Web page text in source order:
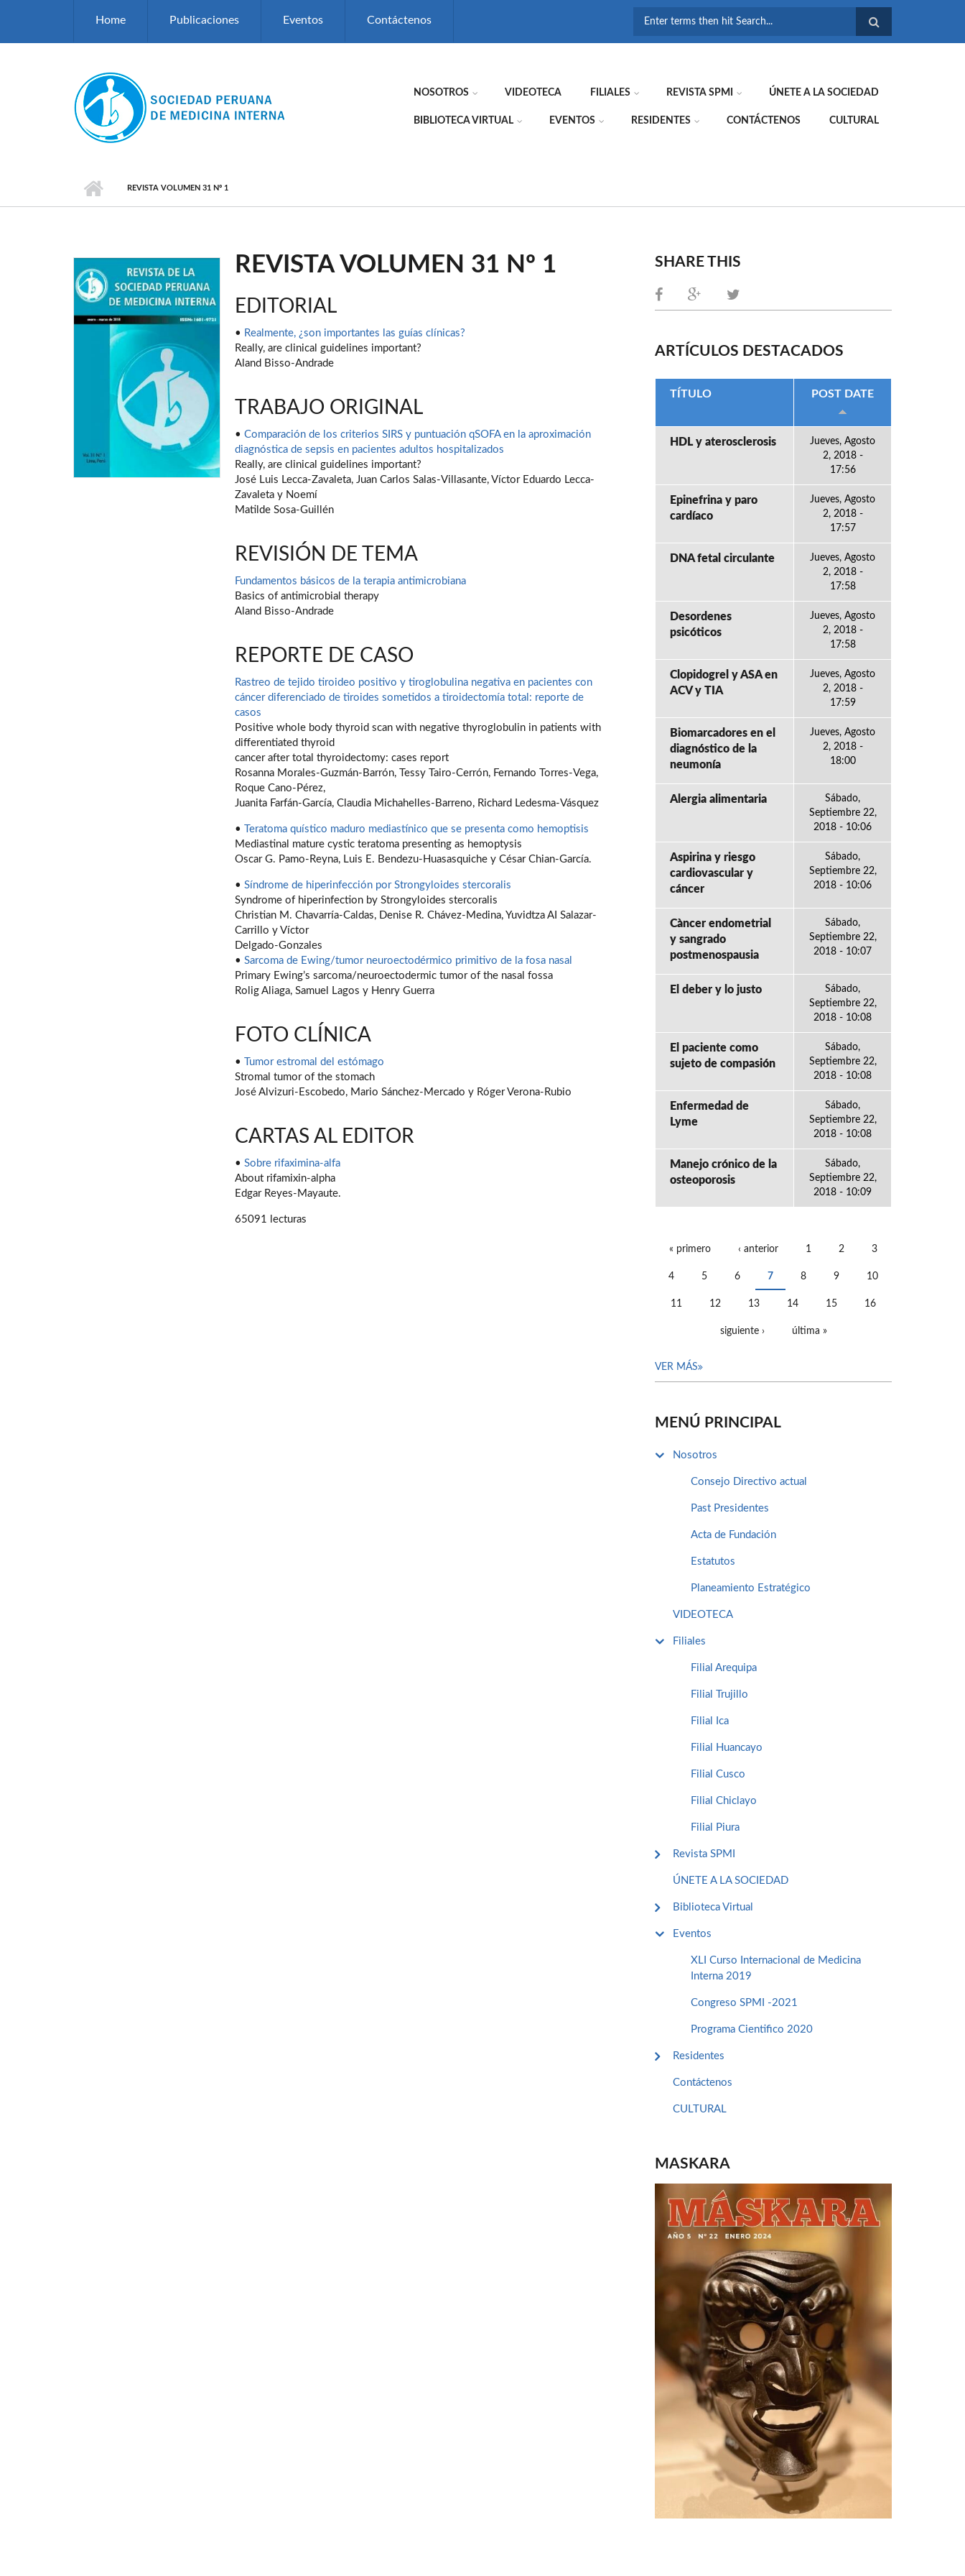
Home Publicaciones Eventos Contáctenos
NOSOTROS VIDEOTECA FILIALES REVISTA SPMI ÚNETE A LA SOCIEDAD
BIBLIOTECA VIRTUAL EVENTOS RESIDENTES CONTÁCTENOS CULTURAL
REVISTA VOLUMEN 31 Nº 1
REVISTA VOLUMEN 31 Nº 1
EDITORIAL
• Realmente, ¿son importantes las guías clínicas?
Really, are clinical guidelines important?
Aland Bisso-Andrade
TRABAJO ORIGINAL
• Comparación de los criterios SIRS y puntuación qSOFA en la aproximación
diagnóstica de sepsis en pacientes adultos hospitalizados
Really, are clinical guidelines important?
José Luis Lecca-Zavaleta, Juan Carlos Salas-Villasante, Víctor Eduardo Lecca-
Zavaleta y Noemí
Matilde Sosa-Guillén
REVISIÓN DE TEMA
Fundamentos básicos de la terapia antimicrobiana
Basics of antimicrobial therapy
Aland Bisso-Andrade
REPORTE DE CASO
Rastreo de tejido tiroideo positivo y tiroglobulina negativa en pacientes con
cáncer diferenciado de tiroides sometidos a tiroidectomía total: reporte de
casos
Positive whole body thyroid scan with negative thyroglobulin in patients with
differentiated thyroid
cancer after total thyroidectomy: cases report
Rosanna Morales-Guzmán-Barrón, Tessy Tairo-Cerrón, Fernando Torres-Vega,
Roque Cano-Pérez,
Juanita Farfán-García, Claudia Michahelles-Barreno, Richard Ledesma-Vásquez
•
Teratoma quístico maduro mediastínico que se presenta como hemoptisis
Mediastinal mature cystic teratoma presenting as hemoptysis
Oscar G. Pamo-Reyna, Luis E. Bendezu-Huasasquiche y César Chian-García.
• Síndrome de hiperinfección por Strongyloides stercoralis
Syndrome of hiperinfection by Strongyloides stercoralis
Christian M. Chavarría-Caldas, Denise R. Chávez-Medina, Yuvidtza AI Salazar-
Carrillo y Víctor
Delgado-Gonzales
• Sarcoma de Ewing/tumor neuroectodérmico primitivo de la fosa nasal
Primary Ewing’s sarcoma/neuroectodermic tumor of the nasal fossa
Rolig Aliaga, Samuel Lagos y Henry Guerra
FOTO CLÍNICA
•
Tumor estromal del estómago
Stromal tumor of the stomach
José Alvizuri-Escobedo, Mario Sánchez-Mercado y Róger Verona-Rubio
CARTAS AL EDITOR
• Sobre rifaximina-alfa
About rifamixin-alpha
Edgar Reyes-Mayaute.
65091 lecturas
SHARE THIS
ARTÍCULOS DESTACADOS
TÍTULO POST DATE
HDL y aterosclerosis
Jueves, Agosto
2, 2018 -
17:56
Epinefrina y paro
cardíaco
Jueves, Agosto
2, 2018 -
17:57
DNA fetal circulante
Jueves, Agosto
2, 2018 -
17:58
Desordenes
psicóticos
Jueves, Agosto
2, 2018 -
17:58
Clopidogrel y ASA en
ACV y TIA
Jueves, Agosto
2, 2018 -
17:59
Biomarcadores en el
diagnóstico de la
neumonía
Jueves, Agosto
2, 2018 -
18:00
Alergia alimentaria
Sábado,
Septiembre 22,
2018 - 10:06
Aspirina y riesgo
cardiovascular y
cáncer
Sábado,
Septiembre 22,
2018 - 10:06
Càncer endometrial
y sangrado
postmenospausia
Sábado,
Septiembre 22,
2018 - 10:07
El deber y lo justo
Sábado,
Septiembre 22,
2018 - 10:08
El paciente como
sujeto de compasión
Sábado,
Septiembre 22,
2018 - 10:08
Enfermedad de
Lyme
Sábado,
Septiembre 22,
2018 - 10:08
Manejo crónico de la
osteoporosis
Sábado,
Septiembre 22,
2018 - 10:09
« primero ‹ anterior 1 2 3
4 5 6 7 8 9 10
11 12 13 14 15 16
siguiente › última »
VER MÁS
MENÚ PRINCIPAL
Nosotros
Consejo Directivo actual
Past Presidentes
Acta de Fundación
Estatutos
Planeamiento Estratégico
VIDEOTECA
Filiales
Filial Arequipa
Filial Trujillo
Filial Ica
Filial Huancayo
Filial Cusco
Filial Chiclayo
Filial Piura
Revista SPMI
ÚNETE A LA SOCIEDAD
Biblioteca Virtual
Eventos
XLI Curso Internacional de Medicina
Interna 2019
Congreso SPMI -2021
Programa Cientifico 2020
Residentes
Contáctenos
CULTURAL
MASKARA